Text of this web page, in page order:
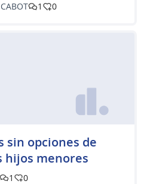
1 0
sin opciones de
hijos menores
1 0